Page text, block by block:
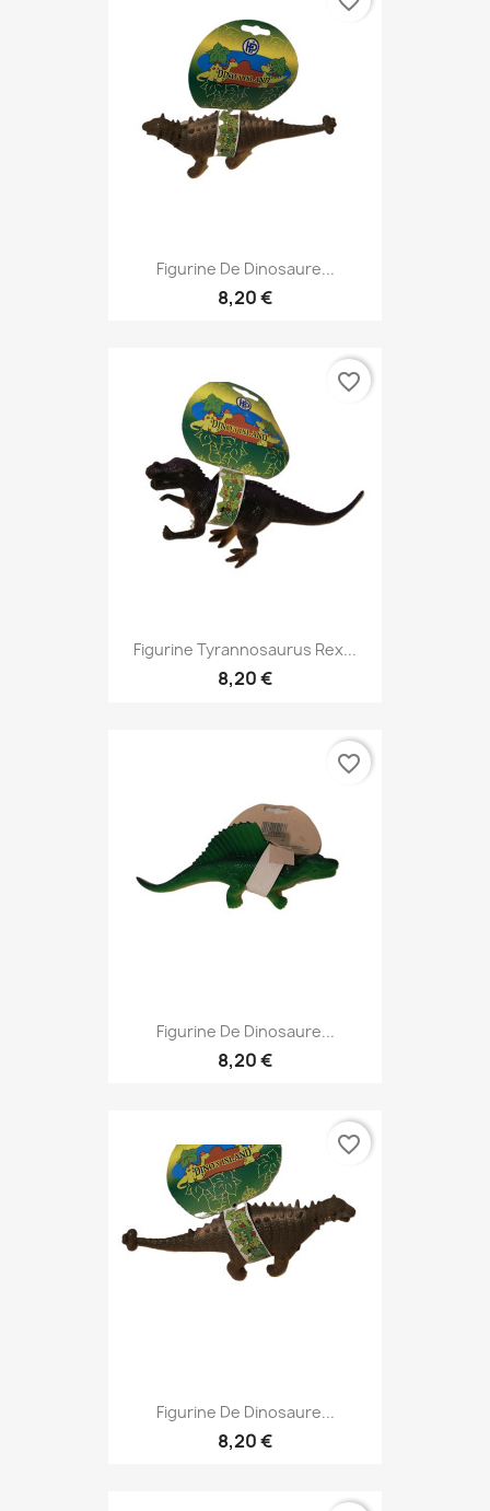
Figurine De Dinosaure...
8,20 €
Figurine Tyrannosaurus Rex...
8,20 €
favorite_border
Figurine De Dinosaure...
8,20 €
favorite_border
Figurine De Dinosaure...
8,20 €
favorite_border